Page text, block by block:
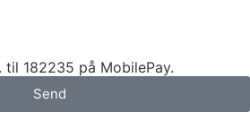
182235 på MobilePay.
Send